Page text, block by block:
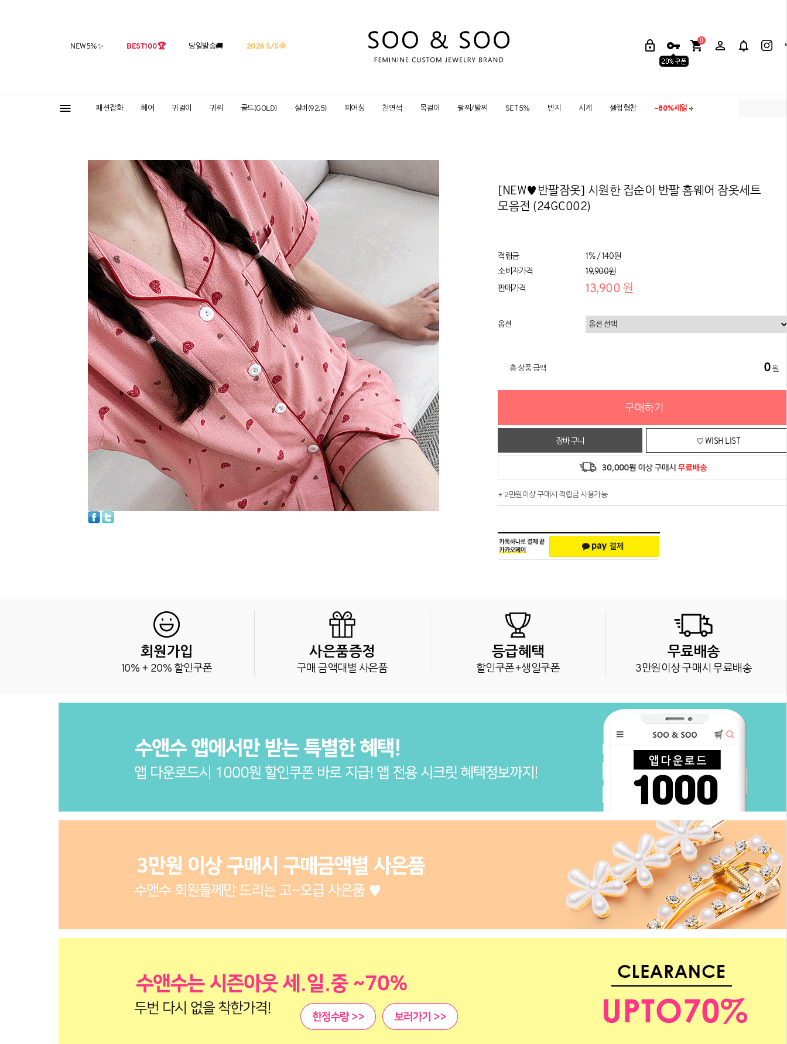
NEW5%✨ BEST100🏆 당일발송🚚 2026 S/S🌞
0
패션잡화 헤어 귀걸이 귀찌 골드(GOLD) 실버(92.5) 피어싱 천연석 목걸이 팔찌/발찌 SET 5% 반지 시계 셀럽협찬 ~80%세일
[NEW♥반팔잠옷] 시원한 집순이 반팔 홈웨어 잠옷세트
모음전 (24GC002)
적립금
1% / 140원
소비자가격
19,900원
판매가격
13,900 원
옵션
총 상품 금액 0 원
구매하기
장바구니 ♡ WISH LIST
+ 2만원이상 구매시 적립금 사용가능
회원가입
10% + 20% 할인쿠폰
사은품증정
구매 금액대별 사은품
등급혜택
할인쿠폰+생일쿠폰
무료배송
3만원이상 구매시 무료배송